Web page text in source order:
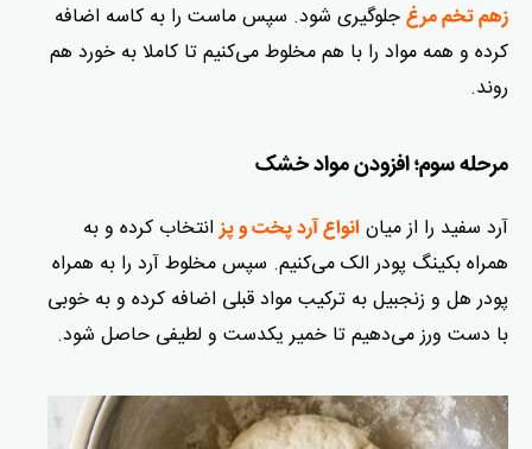
زهم تخم مرغ جلوگیری شود. سپس ماست را به کاسه اضافه
کرده و همه مواد را با هم مخلوط می‌کنیم تا کاملا به خورد هم
روند.
مرحله سوم؛ افزودن مواد خشک
آرد سفید را از میان انواع آرد پخت و پزانتخاب کرده و به
همراه بکینگ پودر الک می‌کنیم. سپس مخلوط آرد را به همراه
پودر هل و زنجبیل به ترکیب مواد قبلی اضافه کرده و به خوبی
با دست ورز می‌دهیم تا خمیر یکدست و لطیفی حاصل شود.